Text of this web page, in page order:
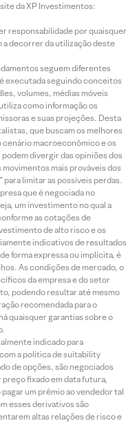
da XP Investimentos:
responsabilidade por quaisquer
decorrer da utilização deste
seguem diferentes
executada seguindo conceitos
volumes, médias móveis
como informação os
e suas projeções. Desta
que buscam os melhores
cenário macroeconômico e os
divergir das opiniões dos
mais prováveis dos
para limitar as possíveis perdas.
que é negociada no
um investimento no qual a
as cotações de
de alto risco e os
indicativos de resultados
forma expressa ou implícita, é
As condições de mercado, o
da empresa e do setor
podendo resultar até mesmo
recomendada para o
quaisquer garantias sobre o
indicado para
a política de suitability
de opções, são negociados
fixado em data futura,
um prêmio ao vendedor tal
esses derivativos são
altas relações de risco e